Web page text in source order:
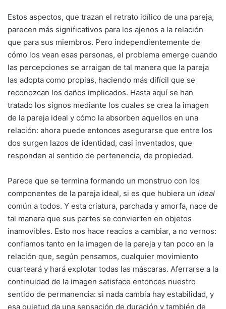
Estos aspectos, que trazan el retrato idílico de una pareja,
parecen más significativos para los ajenos a la relación
que para sus miembros. Pero independientemente de
cómo los vean esas personas, el problema emerge cuando
las percepciones se arraigan de tal manera que la pareja
las adopta como propias, haciendo más difícil que se
reconozcan los daños implicados. Hasta aquí se han
tratado los signos mediante los cuales se crea la imagen
de la pareja ideal y cómo la absorben aquellos en una
relación: ahora puede entonces asegurarse que entre los
dos surgen lazos de identidad, casi inventados, que
responden al sentido de pertenencia, de propiedad.
Parece que se termina formando un monstruo con los
componentes de la pareja ideal, si es que hubiera un ideal
común a todos. Y esta criatura, parchada y amorfa, nace de
tal manera que sus partes se convierten en objetos
inamovibles. Esto nos hace reacios a cambiar, a no vernos:
confiamos tanto en la imagen de la pareja y tan poco en la
relación que, según pensamos, cualquier movimiento
cuarteará y hará explotar todas las máscaras. Aferrarse a la
continuidad de la imagen satisface entonces nuestro
sentido de permanencia: si nada cambia hay estabilidad, y
esa quietud da una sensación de duración y también de